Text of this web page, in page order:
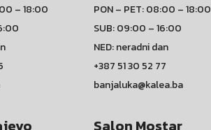
– 18:00
PON – PET: 08:00 – 18:00
SUB: 09:00 – 16:00
NED: neradni dan
+387 51 30 52 77
banjaluka@kalea.ba
Salon Mostar